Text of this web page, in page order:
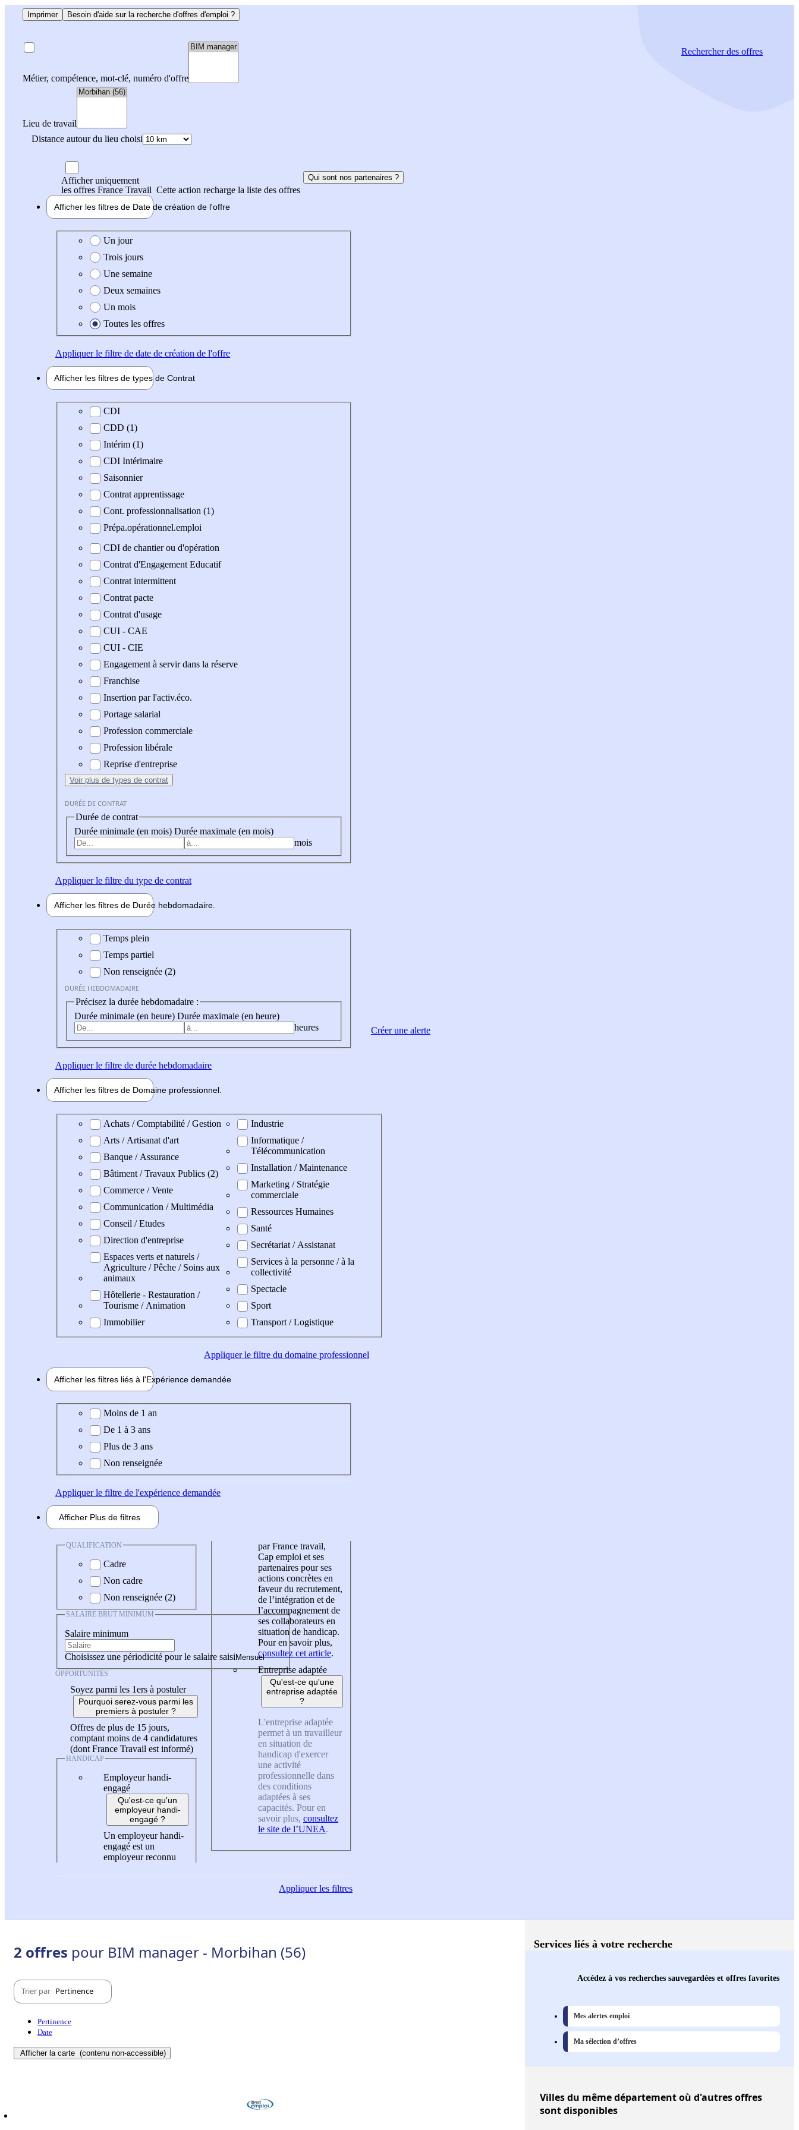
Imprimer Besoin d'aide sur la recherche d'offres d'emploi ?
Métier, compétence, mot-clé, numéro d'offre
Lieu de travail
Distance autour du lieu choisi
Rechercherdes offres
Afficher uniquement
les offres France Travail Cette action recharge la liste des offres
Qui sont nos partenaires ?
Afficher les filtres de Date de création de l'offre
Date de création de l'offre
Un jour
Trois jours
Une semaine
Deux semaines
Un mois
Toutes les offres
Appliquerle filtre de date de création de l'offre
Afficher les filtres de types de Contrat
Type de contrat
CDI
CDD (1)
Intérim (1)
CDI Intérimaire
Saisonnier
Contrat apprentissage
Cont. professionnalisation (1)
Prépa.opérationnel.emploi
CDI de chantier ou d'opération
Contrat d'Engagement Educatif
Contrat intermittent
Contrat pacte
Contrat d'usage
CUI - CAE
CUI - CIE
Engagement à servir dans la réserve
Franchise
Insertion par l'activ.éco.
Portage salarial
Profession commerciale
Profession libérale
Reprise d'entreprise
Voir plus de types de contrat
DURÉE DE CONTRAT
Durée de contrat
Durée minimale (en mois) Durée maximale (en mois)
mois
Appliquerle filtre du type de contrat
Afficher les filtres de Durée hebdomadaire
Durée hebdomadaire
Temps plein
Temps partiel
Non renseignée (2)
DURÉE HEBDOMADAIRE
Précisez la durée hebdomadaire :
Durée minimale (en heure) Durée maximale (en heure)
heures
Appliquerle filtre de durée hebdomadaire
Afficher les filtres de Domaine professionnel
Domaine professionel
Achats / Comptabilité / Gestion
Arts / Artisanat d'art
Banque / Assurance
Bâtiment / Travaux Publics (2)
Commerce / Vente
Communication / Multimédia
Conseil / Etudes
Direction d'entreprise
Espaces verts et naturels /
Agriculture / Pêche / Soins aux
animaux
Hôtellerie - Restauration /
Tourisme / Animation
Immobilier
Industrie
Informatique /
Télécommunication
Installation / Maintenance
Marketing / Stratégie
commerciale
Ressources Humaines
Santé
Secrétariat / Assistanat
Services à la personne / à la
collectivité
Spectacle
Sport
Transport / Logistique
Appliquerle filtre du domaine professionnel
Afficher les filtres liés à l'Expérience demandée
Expérience demandée
Moins de 1 an
De 1 à 3 ans
Plus de 3 ans
Non renseignée
Appliquerle filtre de l'expérience demandée
Afficher Plus de filtres
QUALIFICATION
Cadre
Non cadre
Non renseignée (2)
SALAIRE BRUT MINIMUM
Salaire minimum
Choisissez une périodicité pour le salaire saisi
OPPORTUNITÉS
Soyez parmi les 1ers à postuler
Pourquoi serez-vous parmi les
premiers à postuler ?
Offres de plus de 15 jours,
comptant moins de 4 candidatures
(dont France Travail est informé)
HANDICAP
Employeur handi-
engagé
Qu'est-ce qu'un
employeur handi-
engagé ?
Un employeur handi-
engagé est un
employeur reconnu
par France travail,
Cap emploi et ses
partenaires pour ses
actions concrètes en
faveur du recrutement,
de l’intégration et de
l’accompagnement de
ses collaborateurs en
situation de handicap.
Pour en savoir plus,
consultez cet article.
Entreprise adaptée
Qu'est-ce qu'une
entreprise adaptée
?
L'entreprise adaptée
permet à un travailleur
en situation de
handicap d'exercer
une activité
professionnelle dans
des conditions
adaptées à ses
capacités. Pour en
savoir plus, consultez
le site de l’UNEA.
Appliquerles filtres
Créer une alerte
2 offres pour BIM manager - Morbihan (56)
Trier par Pertinence
Pertinence
Date
Afficher la carte (contenu non-accessible)
Services liés à votre recherche
Accédez à vos recherches sauvegardées et offres favorites
Mes alertes emploi
Ma sélection d’offres
Villesdu même département où d'autres offres
sont disponibles